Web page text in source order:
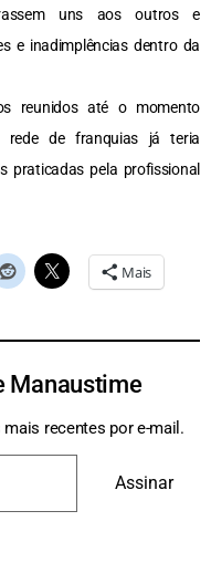
uns aos outros e
e inadimplências dentro da
reunidos até o momento
de franquias já teria
praticadas pela profissional
Mais
Manaustime
recentes por e-mail.
Assinar